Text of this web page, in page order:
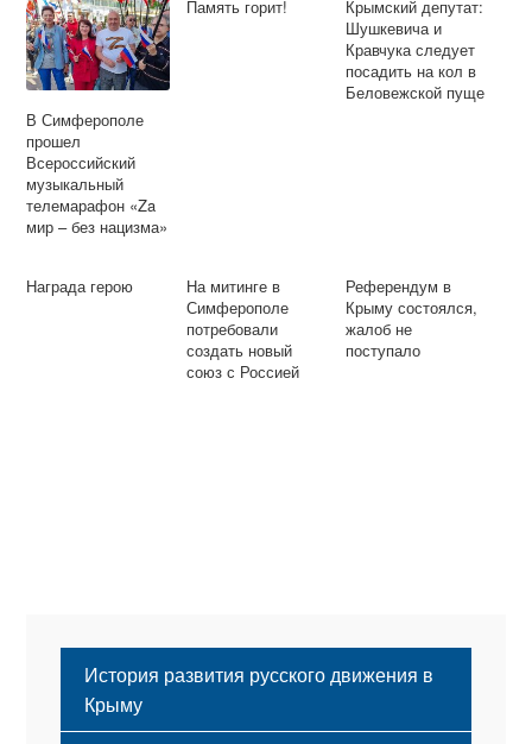
В Симферополе
прошел
Всероссийский
музыкальный
телемарафон «Za
мир – без нацизма»
Память горит!
Крымский депутат:
Шушкевича и
Кравчука следует
посадить на кол в
Беловежской пуще
Награда герою
На митинге в
Симферополе
потребовали
создать новый
союз с Россией
Референдум в
Крыму состоялся,
жалоб не
поступало
История развития русского движения в
Крыму